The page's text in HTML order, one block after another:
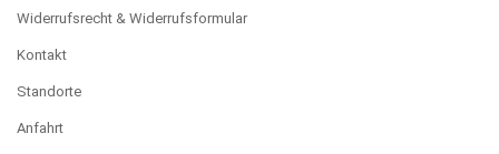
Widerrufsrecht & Widerrufsformular
Kontakt
Standorte
Anfahrt